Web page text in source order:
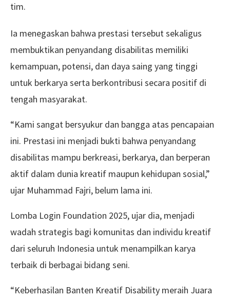
tim.
Ia menegaskan bahwa prestasi tersebut sekaligus
membuktikan penyandang disabilitas memiliki
kemampuan, potensi, dan daya saing yang tinggi
untuk berkarya serta berkontribusi secara positif di
tengah masyarakat.
“Kami sangat bersyukur dan bangga atas pencapaian
ini. Prestasi ini menjadi bukti bahwa penyandang
disabilitas mampu berkreasi, berkarya, dan berperan
aktif dalam dunia kreatif maupun kehidupan sosial,”
ujar Muhammad Fajri, belum lama ini.
Lomba Login Foundation 2025, ujar dia, menjadi
wadah strategis bagi komunitas dan individu kreatif
dari seluruh Indonesia untuk menampilkan karya
terbaik di berbagai bidang seni.
“Keberhasilan Banten Kreatif Disability meraih Juara